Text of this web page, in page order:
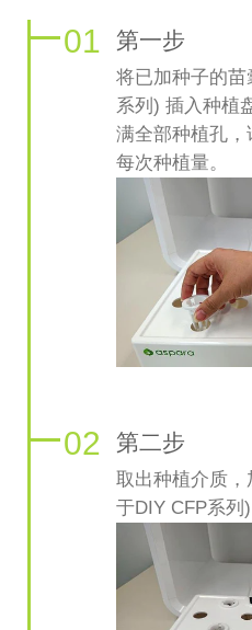
01 第一步
将已加种子的
系列) 插入种植
满全部种植孔，
每次种植量。
02 第二步
取出种植介质，
于DIY CFP系列)